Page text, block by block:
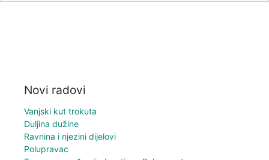
Novi radovi
Vanjski kut trokuta
Duljina dužine
Ravnina i njezini dijelovi
Polupravac